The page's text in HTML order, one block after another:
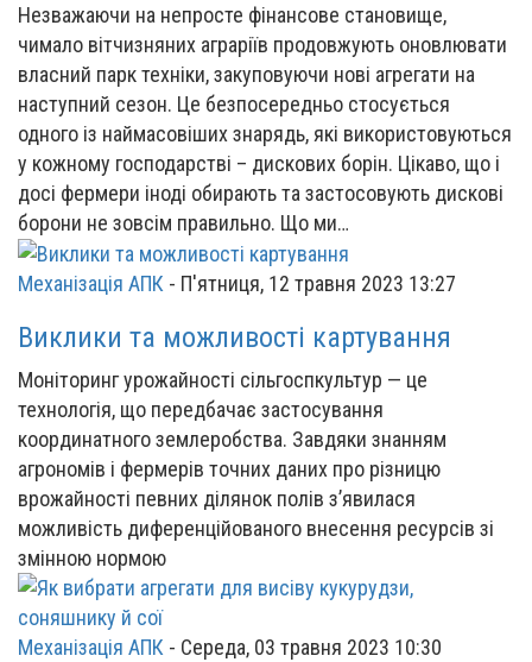
Незважаючи на непросте фінансове становище,
чимало вітчизняних аграріїв продовжують оновлювати
власний парк техніки, закуповуючи нові агрегати на
наступний сезон. Це безпосередньо стосується
одного із наймасовіших знарядь, які використовуються
у кожному господарстві – дискових борін. Цікаво, що і
досі фермери іноді обирають та застосовують дискові
борони не зовсім правильно. Що ми…
Механізація АПК - П'ятниця, 12 травня 2023 13:27
Виклики та можливості картування
Моніторинг урожайності сільгоспкультур — це
технологія, що передбачає застосування
координатного землеробства. Завдяки знанням
агрономів і фермерів точних даних про різницю
врожайності певних ділянок полів з’явилася
можливість диференційованого внесення ресурсів зі
змінною нормою
Механізація АПК - Середа, 03 травня 2023 10:30